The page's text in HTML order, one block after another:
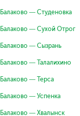
Балаково — Студеновка
Балаково — Сухой Отрог
Балаково — Сызрань
Балаково — Талалихино
Балаково — Терса
Балаково — Успенка
Балаково — Хвалынск